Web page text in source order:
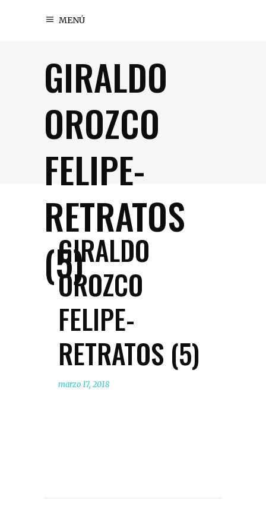
MENÚ
GIRALDO
OROZCO
FELIPE-
RETRATOS
(5)
GIRALDO
OROZCO
FELIPE-
RETRATOS (5)
marzo 17, 2018